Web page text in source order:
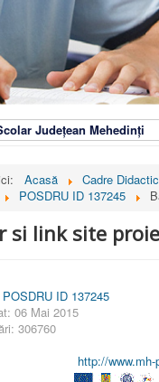
Județean Mehedinți
Acasă Cadre
POSDRU ID 137245
si link site
POSDRU ID 137245
06 Mai 2015
306760
http://